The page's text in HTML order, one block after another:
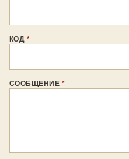
КОД *
СООБЩЕНИЕ *